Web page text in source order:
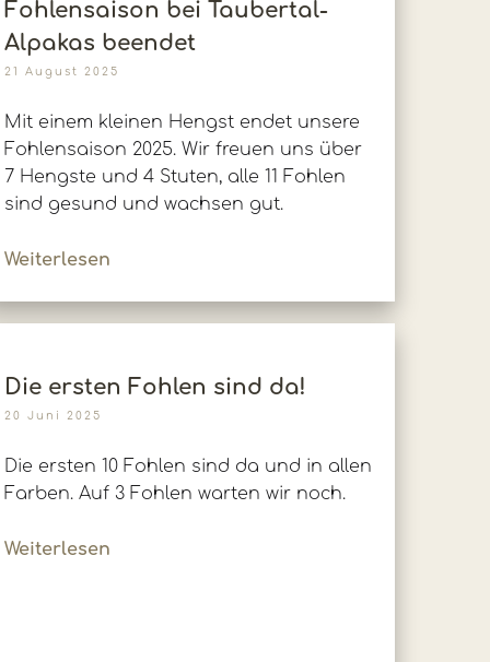
Fohlensaison bei Taubertal-
Alpakas beendet
21 August 2025
Mit einem kleinen Hengst endet unsere
Fohlensaison 2025. Wir freuen uns über
7 Hengste und 4 Stuten, alle 11 Fohlen
sind gesund und wachsen gut.
Weiterlesen
Die ersten Fohlen sind da!
20 Juni 2025
Die ersten 10 Fohlen sind da und in allen
Farben. Auf 3 Fohlen warten wir noch.
Weiterlesen